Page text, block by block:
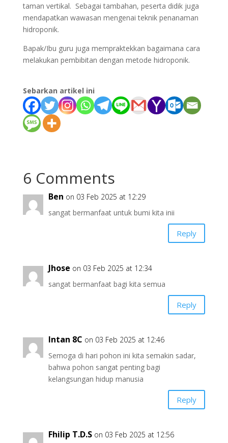
taman vertikal. Sebagai tambahan, peserta didik juga
mendapatkan wawasan mengenai teknik penanaman
hidroponik.
Bapak/Ibu guru juga mempraktekkan bagaimana cara
melakukan pembibitan dengan metode hidroponik.
Sebarkan artikel ini
6 Comments
Ben on 03 Feb 2025 at 12:29
sangat bermanfaat untuk bumi kita inii
Reply
Jhose on 03 Feb 2025 at 12:34
sangat bermanfaat bagi kita semua
Reply
Intan 8C on 03 Feb 2025 at 12:46
Semoga di hari pohon ini kita semakin sadar,
bahwa pohon sangat penting bagi
kelangsungan hidup manusia
Reply
Fhilip T.D.S on 03 Feb 2025 at 12:56